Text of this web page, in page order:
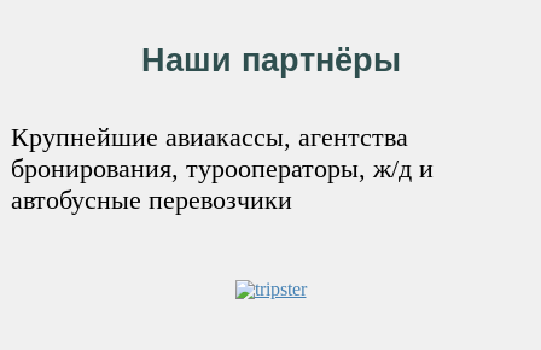
Наши партнёры
Крупнейшие авиакассы, агентства
бронирования, турооператоры, ж/д и
автобусные перевозчики